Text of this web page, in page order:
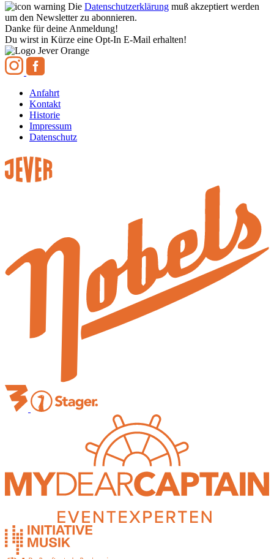
Die Datenschutzerklärung muß akzeptiert werden
um den Newsletter zu abonnieren.
Danke für deine Anmeldung!
Du wirst in Kürze eine Opt-In E-Mail erhalten!
Anfahrt
Kontakt
Historie
Impressum
Datenschutz